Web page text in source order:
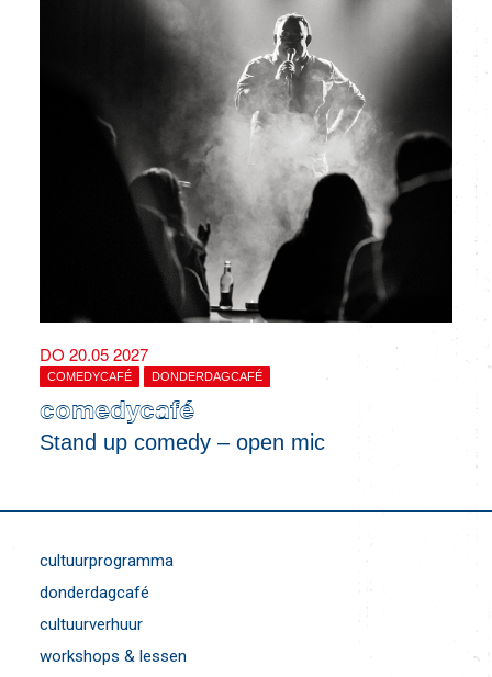
DO 20.05 2027
COMEDYCAFÉ DONDERDAGCAFÉ
comedycafé
Stand up comedy – open mic
cultuurprogramma
donderdagcafé
cultuurverhuur
workshops & lessen